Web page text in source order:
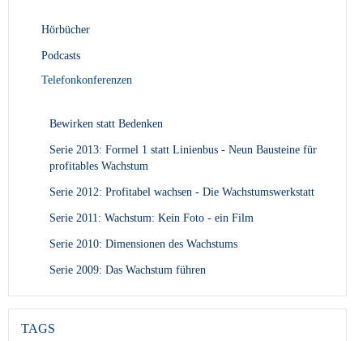
Hörbücher
Podcasts
Telefonkonferenzen
Bewirken statt Bedenken
Serie 2013: Formel 1 statt Linienbus - Neun Bausteine für
profitables Wachstum
Serie 2012: Profitabel wachsen - Die Wachstumswerkstatt
Serie 2011: Wachstum: Kein Foto - ein Film
Serie 2010: Dimensionen des Wachstums
Serie 2009: Das Wachstum führen
TAGS